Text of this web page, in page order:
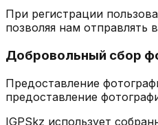
При регистрации
позволяя нам
Добровольный сбор
Предоставление
предоставление
IGPSkz использует